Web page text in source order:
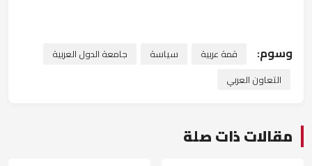
وسوم: قمة عربية سياسة
جامعة الدول العربية
التعاون العربي
مقالات ذات صلة